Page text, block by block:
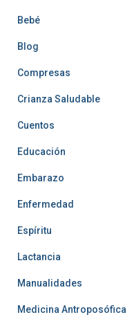
Bebé
Blog
Compresas
Crianza Saludable
Cuentos
Educación
Embarazo
Enfermedad
Espíritu
Lactancia
Manualidades
Medicina Antroposófica